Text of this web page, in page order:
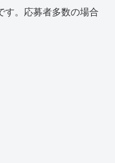
す。応募者多数の場合